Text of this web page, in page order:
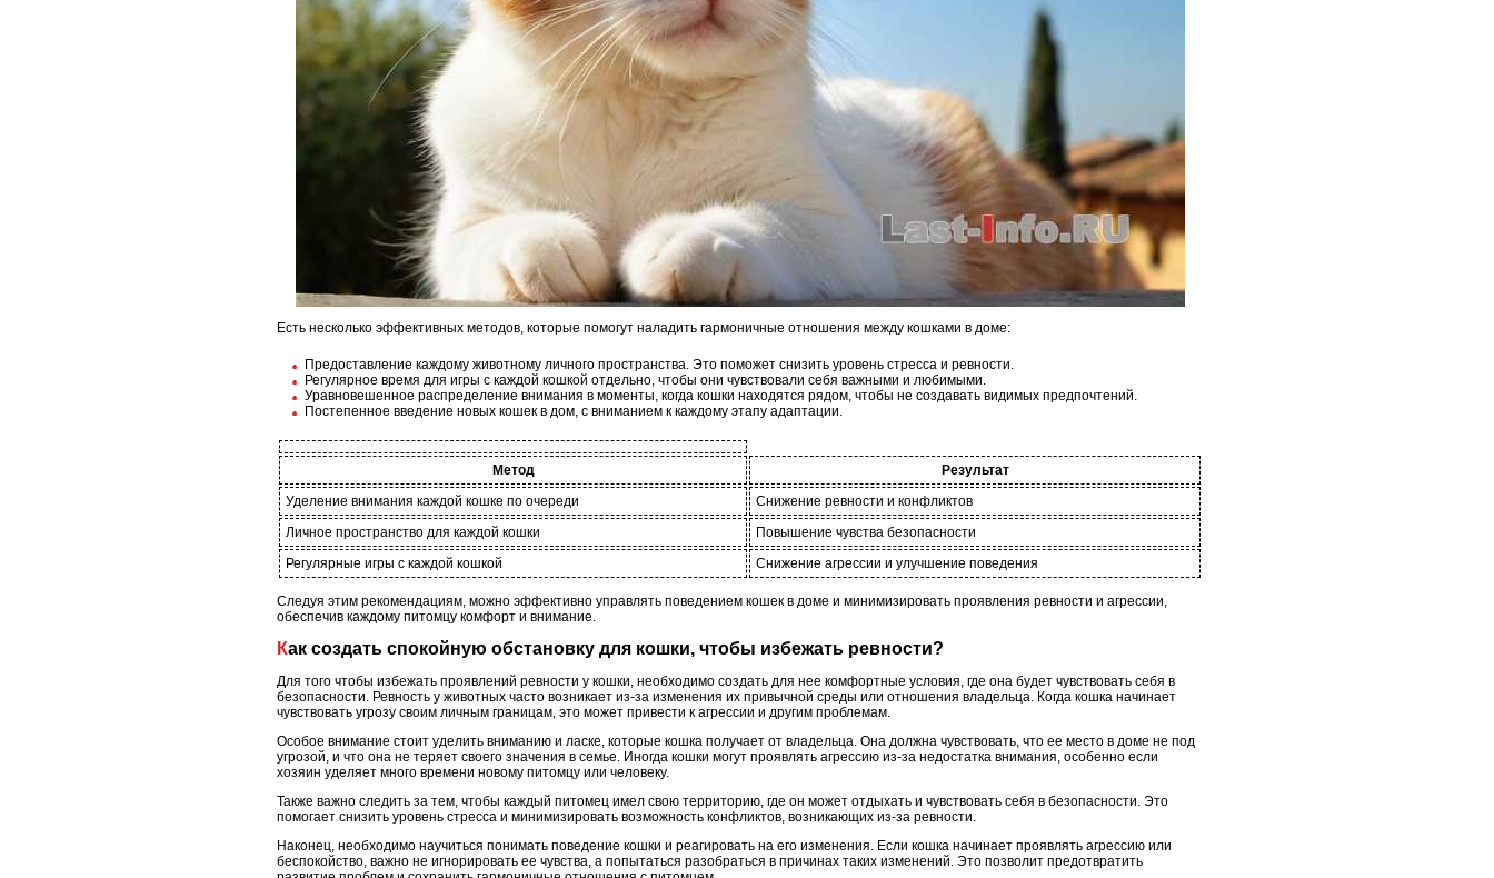
Есть несколько эффективных методов, которые помогут наладить гармоничные отношения между кошками в доме:
Предоставление каждому животному личного пространства. Это поможет снизить уровень стресса и ревности.
Регулярное время для игры с каждой кошкой отдельно, чтобы они чувствовали себя важными и любимыми.
Уравновешенное распределение внимания в моменты, когда кошки находятся рядом, чтобы не создавать видимых предпочтений.
Постепенное введение новых кошек в дом, с вниманием к каждому этапу адаптации.
Метод
Результат
Уделение внимания каждой кошке по очереди
Снижение ревности и конфликтов
Личное пространство для каждой кошки
Повышение чувства безопасности
Регулярные игры с каждой кошкой
Снижение агрессии и улучшение поведения
Следуя этим рекомендациям, можно эффективно управлять поведением кошек в доме и минимизировать проявления ревности и агрессии,
обеспечив каждому питомцу комфорт и внимание.
Как создать спокойную обстановку для кошки, чтобы избежать ревности?
Для того чтобы избежать проявлений ревности у кошки, необходимо создать для нее комфортные условия, где она будет чувствовать себя в
безопасности. Ревность у животных часто возникает из-за изменения их привычной среды или отношения владельца. Когда кошка начинает
чувствовать угрозу своим личным границам, это может привести к агрессии и другим проблемам.
Особое внимание стоит уделить вниманию и ласке, которые кошка получает от владельца. Она должна чувствовать, что ее место в доме не под
угрозой, и что она не теряет своего значения в семье. Иногда кошки могут проявлять агрессию из-за недостатка внимания, особенно если
хозяин уделяет много времени новому питомцу или человеку.
Также важно следить за тем, чтобы каждый питомец имел свою территорию, где он может отдыхать и чувствовать себя в безопасности. Это
помогает снизить уровень стресса и минимизировать возможность конфликтов, возникающих из-за ревности.
Наконец, необходимо научиться понимать поведение кошки и реагировать на его изменения. Если кошка начинает проявлять агрессию или
беспокойство, важно не игнорировать ее чувства, а попытаться разобраться в причинах таких изменений. Это позволит предотвратить